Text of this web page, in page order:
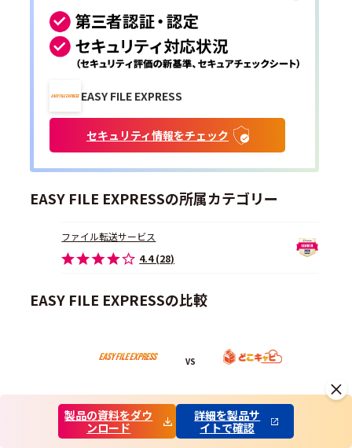
EASY FILE EXPRESS
セキュリティ情報をチェック
EASY FILE EXPRESSの所属カテゴリー
ファイル転送サービス
4.4 (28)
EASY FILE EXPRESSの比較
EASY FILE EXPRESS
VS
どこでもキャビネット
製品の資料をダウ
ンロード
詳細を製品サ
イトで確認